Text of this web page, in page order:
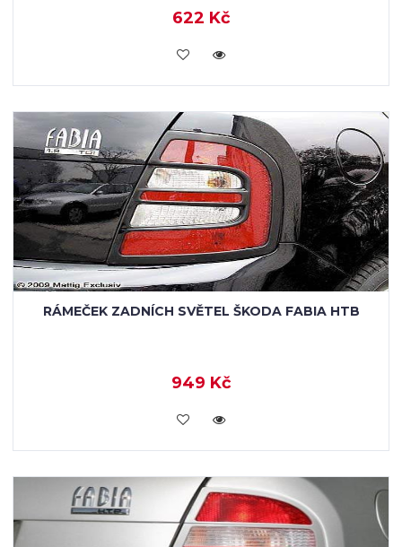
622 Kč
KOUPIT
RÁMEČEK ZADNÍCH SVĚTEL ŠKODA FABIA HTB
949 Kč
KOUPIT